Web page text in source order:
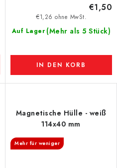
Auf Lager (Mehr als 5 Stück)
€1,26 ohne MwSt.
€1,50
IN DEN KORB
Magnetische Hülle - weiß
114x40 mm
Mehr für weniger